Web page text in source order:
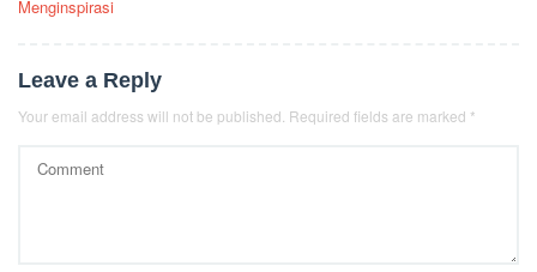
Menginspirasi
Leave a Reply
Your email address will not be published. Required fields are marked *